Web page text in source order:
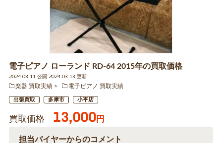
電子ピアノ ローランド RD-64 2015年の買取価格
2024.03.11 公開 2024.03.13 更新
楽器 買取実績
電子ピアノ 買取実績
出張買取 多摩市 小平店
買取価格 13,000円
担当バイヤーからのコメント